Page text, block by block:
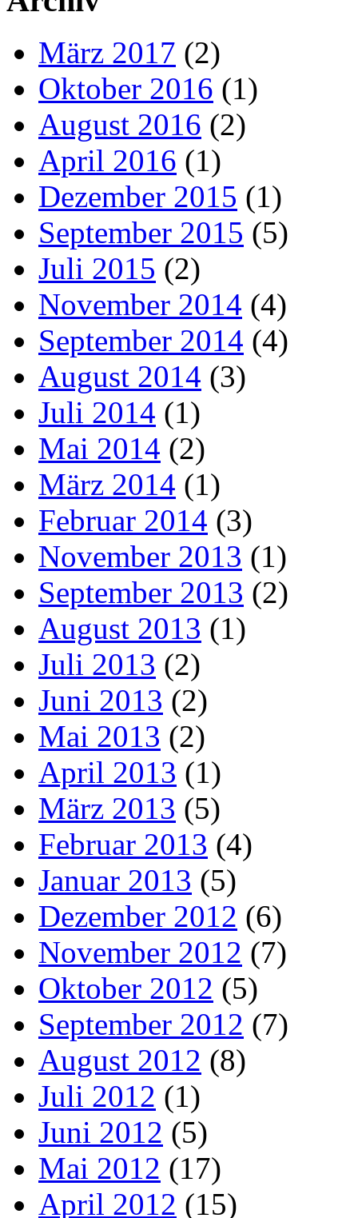
März 2017 (2)
Oktober 2016 (1)
August 2016 (2)
April 2016 (1)
Dezember 2015 (1)
September 2015 (5)
Juli 2015 (2)
November 2014 (4)
September 2014 (4)
August 2014 (3)
Juli 2014 (1)
Mai 2014 (2)
März 2014 (1)
Februar 2014 (3)
November 2013 (1)
September 2013 (2)
August 2013 (1)
Juli 2013 (2)
Juni 2013 (2)
Mai 2013 (2)
April 2013 (1)
März 2013 (5)
Februar 2013 (4)
Januar 2013 (5)
Dezember 2012 (6)
November 2012 (7)
Oktober 2012 (5)
September 2012 (7)
August 2012 (8)
Juli 2012 (1)
Juni 2012 (5)
Mai 2012 (17)
April 2012 (15)